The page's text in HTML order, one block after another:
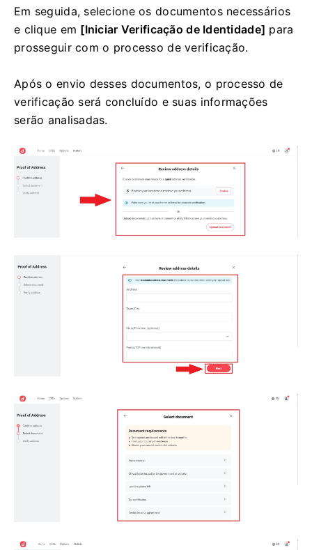
Em seguida, selecione os documentos necessários
e clique em [Iniciar Verificação de Identidade] para
prosseguir com o processo de verificação.
Após o envio desses documentos, o processo de
verificação será concluído e suas informações
serão analisadas.